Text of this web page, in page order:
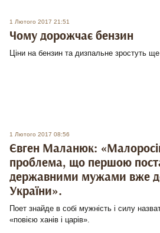
1 Лютого 2017 21:51
Чому дорожчає бензин
Ціни на бензин та дизпальне зростуть
1 Лютого 2017 08:56
Євген Маланюк:
проблема, що першою
державними мужами вже
України».
Поет знайде в собі мужність і силу
«повією ханів і царів».